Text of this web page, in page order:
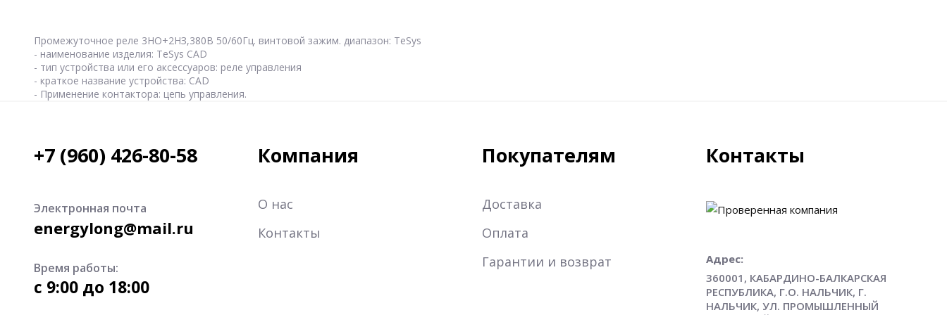
Промежуточное реле 3НО+2НЗ,380В 50/60Гц. винтовой зажим. диапазон: TeSys
- наименование изделия: TeSys CAD
- тип устройства или его аксессуаров: реле управления
- краткое название устройства: CAD
- Применение контактора: цепь управления.
+7 (960) 426-80-58
Электронная почта
energylong@mail.ru
Время работы:
c 9:00 до 18:00
Компания
О нас
Контакты
Покупателям
Доставка
Оплата
Гарантии и возврат
Контакты
Адрес:
360001, КАБАРДИНО-БАЛКАРСКАЯ
РЕСПУБЛИКА, Г.О. НАЛЬЧИК, Г.
НАЛЬЧИК, УЛ. ПРОМЫШЛЕННЫЙ